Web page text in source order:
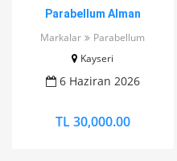
Parabellum Alman
Markalar
Parabellum
Kayseri
6 Haziran 2026
TL 30,000.00